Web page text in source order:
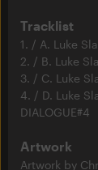
Tracklist
1. / A. Luke
2. / B. Luke
3. / C. Luke
4. / D. Luke
DIALOGUE#4
Artwork
Artwork by